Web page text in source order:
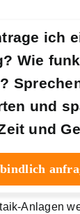
ich
Wie
und
und
Anlagen